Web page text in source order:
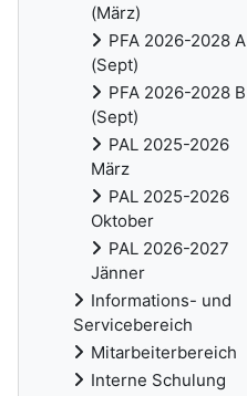
(März)
PFA 2026-2028 A
(Sept)
PFA 2026-2028 B
(Sept)
PAL 2025-2026
März
PAL 2025-2026
Oktober
PAL 2026-2027
Jänner
Informations- und
Servicebereich
Mitarbeiterbereich
Interne Schulung